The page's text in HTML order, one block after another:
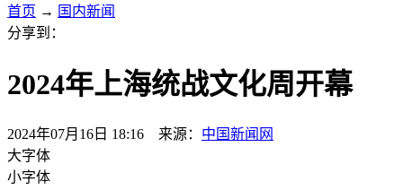
首页 → 国内新闻
分享到：
2024年上海统战文化周开幕
2024年07月16日 18:16 来源： 中国新闻网
大字体
小字体